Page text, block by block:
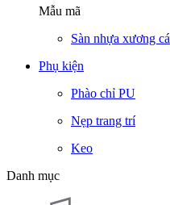
Mẫu mã
Sàn nhựa xương cá
Phụ kiện
Phào chỉ PU
Nẹp trang trí
Keo
Danh mục